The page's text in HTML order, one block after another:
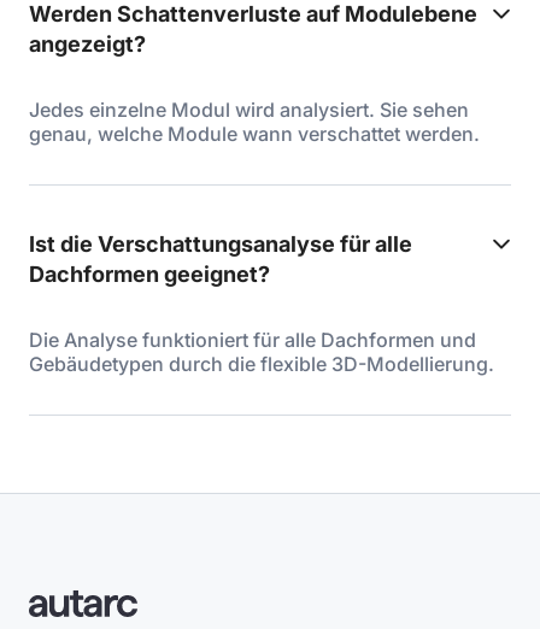
Werden Schattenverluste auf Modulebene
angezeigt?
Jedes einzelne Modul wird analysiert. Sie sehen
genau, welche Module wann verschattet werden.
Ist die Verschattungsanalyse für alle
Dachformen geeignet?
Die Analyse funktioniert für alle Dachformen und
Gebäudetypen durch die flexible 3D-Modellierung.